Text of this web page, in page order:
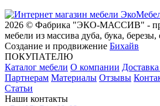
2026 © Фабрика "ЭКО-МАССИВ" -
мебели из массива дуба, бука, березы,
Создание и продвижение Бихайв
ПОКУПАТЕЛЮ
Каталог мебели О компании
Партнерам Материалы Отзывы
Статьи
Наши контакты